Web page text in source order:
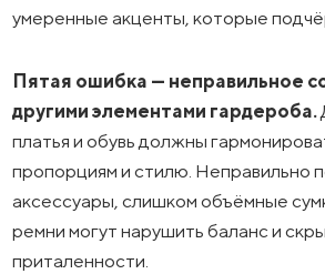
умеренные акценты, которые
Пятая ошибка — неправильное
другими элементами гардероба.
платья и обувь должны
пропорциям и стилю. Неправильно
аксессуары, слишком объёмные
ремни могут нарушить баланс и
приталенности.